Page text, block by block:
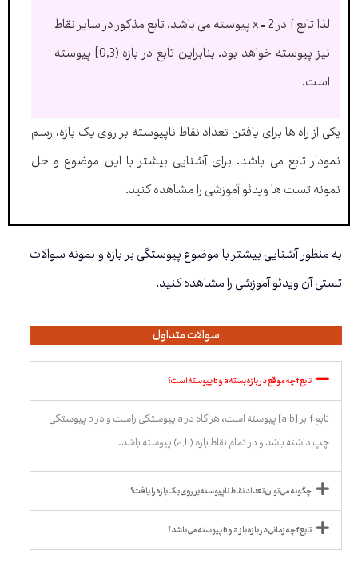
لذا تابع f در x = 2 پیوسته می باشد. تابع مذکور در سایر نقاط
نیز پیوسته خواهد بود. بنابراین تابع در بازه (0,3] پیوسته
است.
یکی از راه ها برای یافتن تعداد نقاط ناپیوسته بر روی یک بازه، رسم
نمودار تابع می باشد. برای آشنایی بیشتر با این موضوع و حل
نمونه تست ها ویدئو آموزشی را مشاهده کنید.
به منظور آشنایی بیشتر با موضوع پیوستگی بر بازه و نمونه سوالات
تستی آن ویدئو آموزشی را مشاهده کنید.
سوالات متداول
تابع f چه موقع در بازه بسته a و b پیوسته است؟
تابع f بر [a,b] پیوسته است، هر گاه در a پیوستگی راست و در b پیوستگی
چپ داشته باشد و در تمام نقاط بازه (a,b) پیوسته باشد.
چگونه می توان تعداد نقاط ناپیوسته بر روی یک بازه را یافت؟
تابع f چه زمانی در بازه باز a و b پیوسته می باشد؟